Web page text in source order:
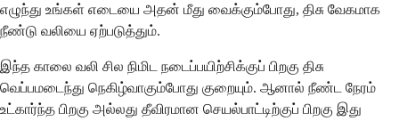
எழுந்து உங்கள் எடையை அதன் மீது வைக்கும்போது, ​​திசு வேகமாக
நீண்டு வலியை ஏற்படுத்தும்.
இந்த காலை வலி சில நிமிட நடைப்பயிற்சிக்குப் பிறகு திசு
வெப்பமடைந்து நெகிழ்வாகும்போது குறையும். ஆனால் நீண்ட நேரம்
உட்கார்ந்த பிறகு அல்லது தீவிரமான செயல்பாட்டிற்குப் பிறகு இது